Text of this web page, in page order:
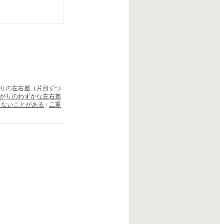
の左右差（片目ずつ
りのわずかな左右差
いことがある / 二重